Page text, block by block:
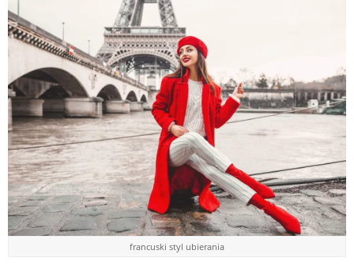
francuski styl ubierania